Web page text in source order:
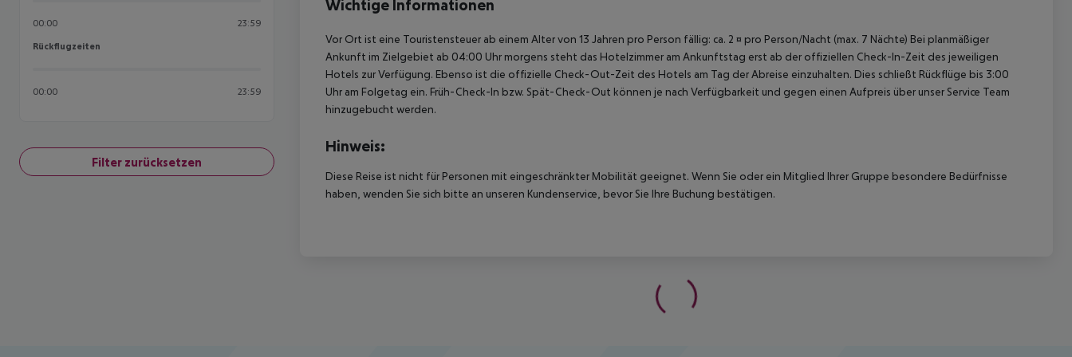
00:00 23:59
Rückflugzeiten
Rückflugzeiten
00:00 23:59
Filter zurücksetzen
Wichtige Informationen
Vor Ort ist eine Touristensteuer ab einem Alter von 13 Jahren pro Person fällig: ca. 2 ¤ pro Person/Nacht (max. 7 Nächte) Bei planmäßiger
Ankunft im Zielgebiet ab 04:00 Uhr morgens steht das Hotelzimmer am Ankunftstag erst ab der offiziellen Check-In-Zeit des jeweiligen
Hotels zur Verfügung. Ebenso ist die offizielle Check-Out-Zeit des Hotels am Tag der Abreise einzuhalten. Dies schließt Rückflüge bis 3:00
Uhr am Folgetag ein. Früh-Check-In bzw. Spät-Check-Out können je nach Verfügbarkeit und gegen einen Aufpreis über unser Service Team
hinzugebucht werden.
Hinweis:
Diese Reise ist nicht für Personen mit eingeschränkter Mobilität geeignet. Wenn Sie oder ein Mitglied Ihrer Gruppe besondere Bedürfnisse
haben, wenden Sie sich bitte an unseren Kundenservice, bevor Sie Ihre Buchung bestätigen.